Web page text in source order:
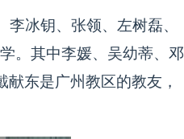
冰钥、张领、左树磊、
。其中李媛、吴幼蒂、邓
东是广州教区的教友，